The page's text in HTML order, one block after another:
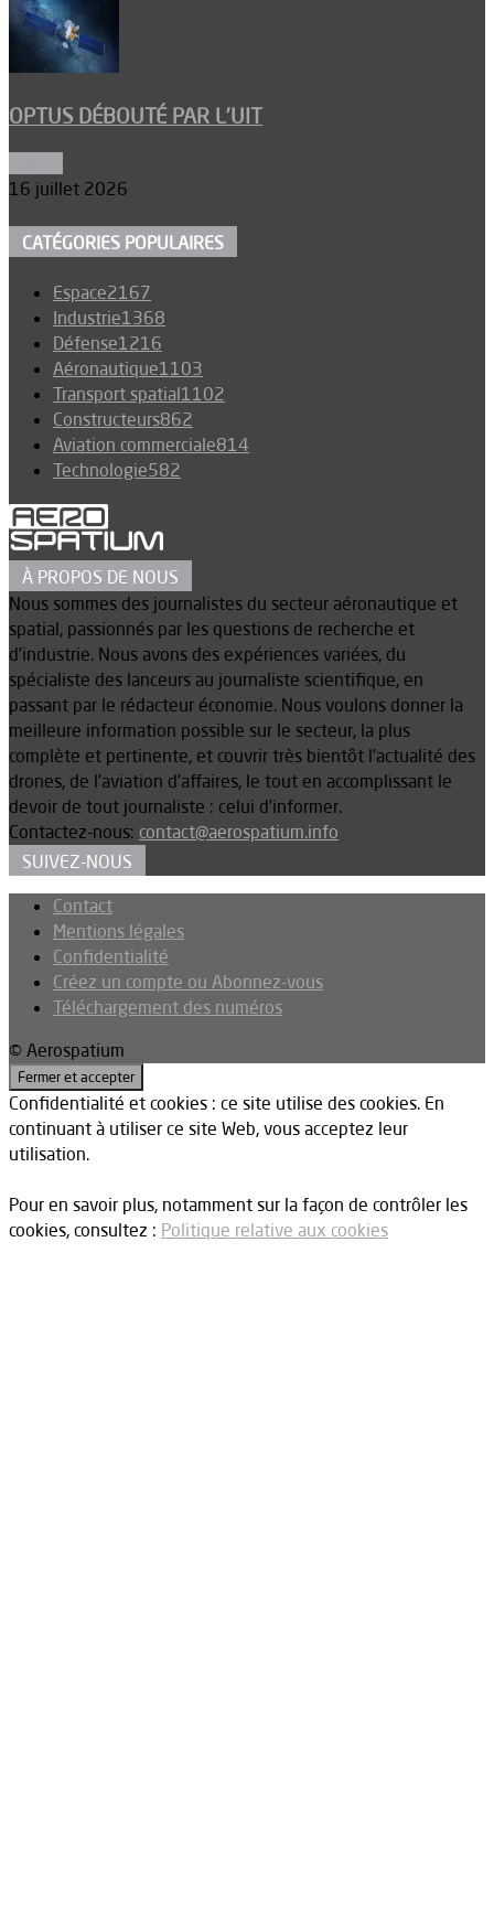
OPTUS DÉBOUTÉ PAR L’UIT
16 juillet 2026
CATÉGORIES POPULAIRES
Espace2167
Industrie1368
Défense1216
Aéronautique1103
Transport spatial1102
Constructeurs862
Aviation commerciale814
Technologie582
À PROPOS DE NOUS
Nous sommes des journalistes du secteur aéronautique et
spatial, passionnés par les questions de recherche et
d’industrie. Nous avons des expériences variées, du
spécialiste des lanceurs au journaliste scientifique, en
passant par le rédacteur économie. Nous voulons donner la
meilleure information possible sur le secteur, la plus
complète et pertinente, et couvrir très bientôt l’actualité des
drones, de l’aviation d’affaires, le tout en accomplissant le
devoir de tout journaliste : celui d’informer.
Contactez-nous: contact@aerospatium.info
SUIVEZ-NOUS
Contact
Mentions légales
Confidentialité
Créez un compte ou Abonnez-vous
Téléchargement des numéros
© Aerospatium
Confidentialité et cookies : ce site utilise des cookies. En
continuant à utiliser ce site Web, vous acceptez leur
utilisation.
Pour en savoir plus, notamment sur la façon de contrôler les
cookies, consultez : Politique relative aux cookies